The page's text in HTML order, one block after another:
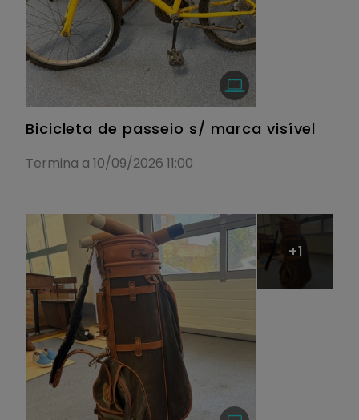
Bicicleta de passeio s/ marca visível
Termina a 10/09/2026 11:00
+1